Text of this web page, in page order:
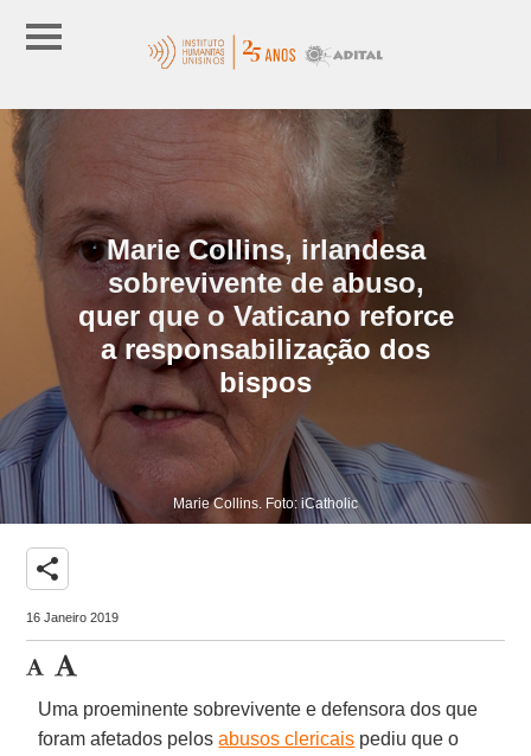
Marie Collins, irlandesa
sobrevivente de abuso,
quer que o Vaticano reforce
a responsabilização dos
bispos
Marie Collins. Foto: iCatholic
share
16 Janeiro 2019
Uma proeminente sobrevivente e defensora dos que
foram afetados pelosabusos clericais pediu que o